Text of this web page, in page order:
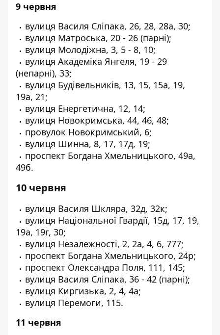
9 червня
вулиця Василя Сліпака, 26, 28, 28а, 30;
вулиця Матроська, 20 - 26 (парні);
вулиця Молодіжна, 3, 5 - 8, 10;
вулиця Академіка Янгеля, 19 - 29
(непарні), 33;
вулиця Будівельників, 13, 15, 15а, 19,
19а, 21;
вулиця Енергетична, 12, 14;
вулиця Новокримська, 44, 46, 48;
провулок Новокримський, 6;
вулиця Шинна, 8, 17, 17д, 19;
проспект Богдана Хмельницького, 49а,
49б.
10 червня
вулиця Василя Шкляра, 32д, 32к;
вулиця Національної Гвардії, 15д, 17, 19,
19а, 19г, 30;
вулиця Незалежності, 2, 2а, 4, 6, 777;
проспект Богдана Хмельницького, 24р;
проспект Олександра Поля, 111, 145;
вулиця Василя Сліпака, 36 - 42 (парні);
вулиця Киргизька, 2, 4, 4а;
вулиця Перемоги, 115.
11 червня